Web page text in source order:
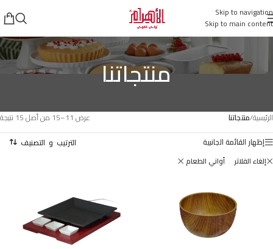
Skip to navigation
Skip to main content
منتجاتنا
الرئيسية/منتجاتنا
عرض 11–15 من أصل 15 نتيجة
إظهار القائمة الجانبية
إلغاء الفلاتر أواني الطعام